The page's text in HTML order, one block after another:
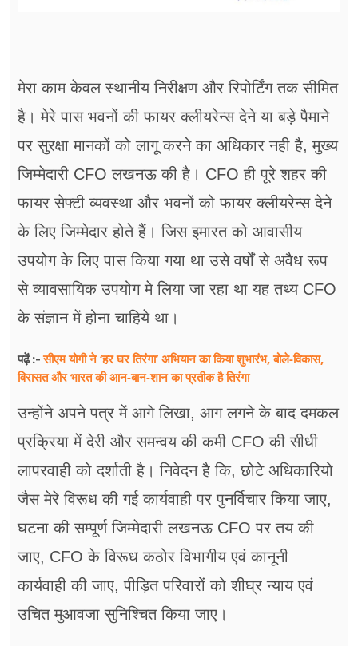
मेरा काम केवल स्थानीय निरीक्षण और रिपोर्टिंग तक सीमित
है। मेरे पास भवनों की फायर क्लीयरेन्स देने या बड़े पैमाने
पर सुरक्षा मानकों को लागू करने का अधिकार नही है, मुख्य
जिम्मेदारी CFO लखनऊ की है। CFO ही पूरे शहर की
फायर सेफ्टी व्यवस्था और भवनों को फायर क्लीयरेन्स देने
के लिए जिम्मेदार होते हैं। जिस इमारत को आवासीय
उपयोग के लिए पास किया गया था उसे वर्षों से अवैध रूप
से व्यावसायिक उपयोग मे लिया जा रहा था यह तथ्य CFO
के संज्ञान में होना चाहिये था।
पढ़ें :-सीएम योगी ने ‘हर घर तिरंगा’ अभियान का किया शुभारंभ, बोले-विकास,
विरासत और भारत की आन-बान-शान का प्रतीक है तिरंगा
उन्होंने अपने पत्र में आगे लिखा, आग लगने के बाद दमकल
प्रक्रिया में देरी और समन्वय की कमी CFO की सीधी
लापरवाही को दर्शाती है। निवेदन है कि, छोटे अधिकारियो
जैस मेरे विरूध की गई कार्यवाही पर पुनर्विचार किया जाए,
घटना की सम्पूर्ण जिम्मेदारी लखनऊ CFO पर तय की
जाए, CFO के विरूध कठोर विभागीय एवं कानूनी
कार्यवाही की जाए, पीड़ित परिवारों को शीघ्र न्याय एवं
उचित मुआवजा सुनिश्चित किया जाए।